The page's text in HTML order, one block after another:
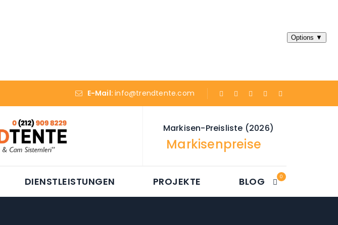
E-Mail:info@trendtente.com
Markisen-Preisliste (2026)
Markisenpreise
DIENSTLEISTUNGEN PROJEKTE BLOG 0